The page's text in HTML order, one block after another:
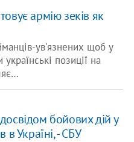
армію зеків як
ув'язнених щоб у
позиції на
бойових дій у
в Україні, - СБУ